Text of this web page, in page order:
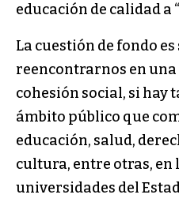
educación de calidad a
La cuestión de fondo
reencontrarnos en una
cohesión social, si hay
ámbito público que
educación, salud,
cultura, entre otras, en
universidades del